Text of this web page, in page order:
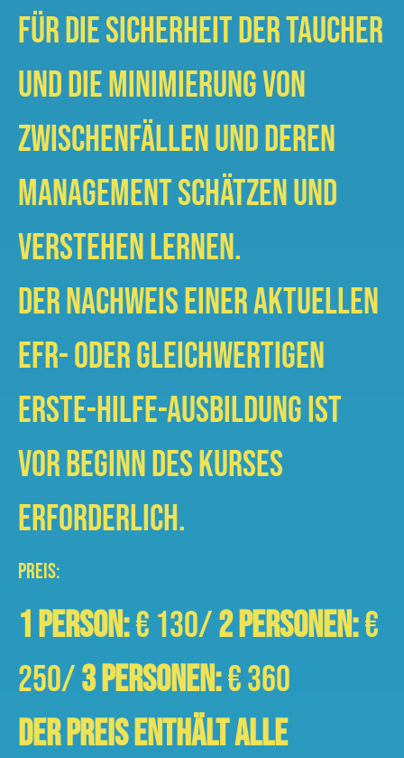
für die Sicherheit der Taucher
und die Minimierung von
Zwischenfällen und deren
Management schätzen und
verstehen lernen.
Der Nachweis einer aktuellen
EFR- oder gleichwertigen
Erste-Hilfe-Ausbildung ist
vor Beginn des Kurses
erforderlich.
PREIS:
1 person:€ 130/2 Personen:€
250/3 Personen:€ 360
DER PREIS ENTHÄLT ALLE